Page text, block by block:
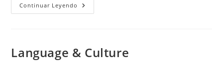
Continuar Leyendo Islamic
Pesantren
Language & Culture